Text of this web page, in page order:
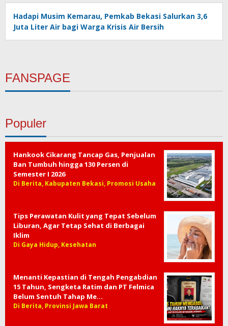
Hadapi Musim Kemarau, Pemkab Bekasi Salurkan 3,6
Juta Liter Air bagi Warga Krisis Air Bersih
FANSPAGE
Populer
Hankook Cikarang Tancap Gas, Penjualan
Ban Tumbuh hingga 130 Persen di
Semester I 2026
Di Berita, Kabupaten Bekasi, Promosi Usaha
Tips Perawatan Kulit yang Tepat Sebelum
Liburan, Agar Tetap Sehat di Berbagai
Iklim
Di Gaya Hidup, Kesehatan
Menanti Kepastian di Tengah Pengabdian
15 Tahun, Sengketa Ratim dan PT Felmica
Belum Sentuh Tahap Me…
Di Berita, Provinsi Jawa Barat